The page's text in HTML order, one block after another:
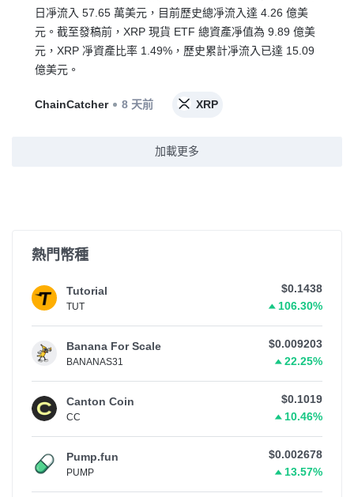
日凈流入 57.65 萬美元，目前歷史總凈流入達 4.26 億美
元。截至發稿前，XRP 現貨 ETF 總資產凈值為 9.89 億美
元，XRP 凈資產比率 1.49%，歷史累計凈流入已達 15.09
億美元。
ChainCatcher 8 天前 XRP
加載更多
熱門幣種
Tutorial
TUT
$0.1438
106.30%
Banana For Scale
BANANAS31
$0.009203
22.25%
Canton Coin
CC
$0.1019
10.46%
Pump.fun
PUMP
$0.002678
13.57%